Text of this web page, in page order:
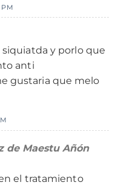
PM
y porlo que
anti
gustaria que melo
de Maestu Añón
el tratamiento